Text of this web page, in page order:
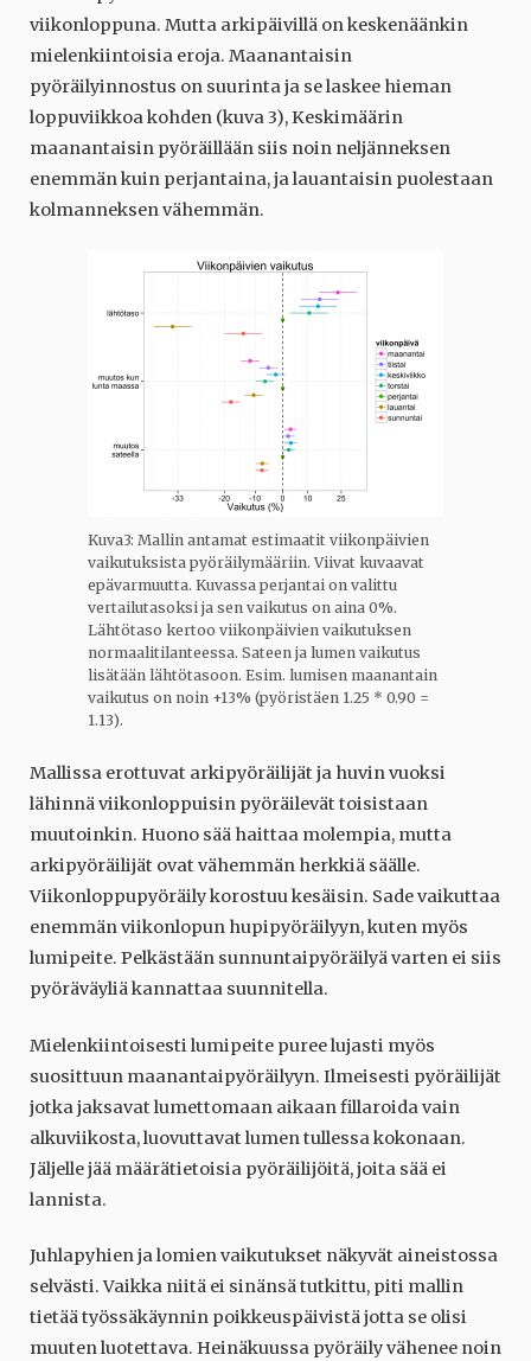
viikonloppuna. Mutta arkipäivillä on keskenäänkin
mielenkiintoisia eroja. Maanantaisin
pyöräilyinnostus on suurinta ja se laskee hieman
loppuviikkoa kohden (kuva 3), Keskimäärin
maanantaisin pyöräillään siis noin neljänneksen
enemmän kuin perjantaina, ja lauantaisin puolestaan
kolmanneksen vähemmän.
Kuva3: Mallin antamat estimaatit viikonpäivien
vaikutuksista pyöräilymääriin. Viivat kuvaavat
epävarmuutta. Kuvassa perjantai on valittu
vertailutasoksi ja sen vaikutus on aina 0%.
Lähtötaso kertoo viikonpäivien vaikutuksen
normaalitilanteessa. Sateen ja lumen vaikutus
lisätään lähtötasoon. Esim. lumisen maanantain
vaikutus on noin +13% (pyöristäen 1.25 * 0.90 =
1.13).
Mallissa erottuvat arkipyöräilijät ja huvin vuoksi
lähinnä viikonloppuisin pyöräilevät toisistaan
muutoinkin. Huono sää haittaa molempia, mutta
arkipyöräilijät ovat vähemmän herkkiä säälle.
Viikonloppupyöräily korostuu kesäisin. Sade vaikuttaa
enemmän viikonlopun hupipyöräilyyn, kuten myös
lumipeite. Pelkästään sunnuntaipyöräilyä varten ei siis
pyöräväyliä kannattaa suunnitella.
Mielenkiintoisesti lumipeite puree lujasti myös
suosittuun maanantaipyöräilyyn. Ilmeisesti pyöräilijät
jotka jaksavat lumettomaan aikaan fillaroida vain
alkuviikosta, luovuttavat lumen tullessa kokonaan.
Jäljelle jää määrätietoisia pyöräilijöitä, joita sää ei
lannista.
Juhlapyhien ja lomien vaikutukset näkyvät aineistossa
selvästi. Vaikka niitä ei sinänsä tutkittu, piti mallin
tietää työssäkäynnin poikkeuspäivistä jotta se olisi
muuten luotettava. Heinäkuussa pyöräily vähenee noin